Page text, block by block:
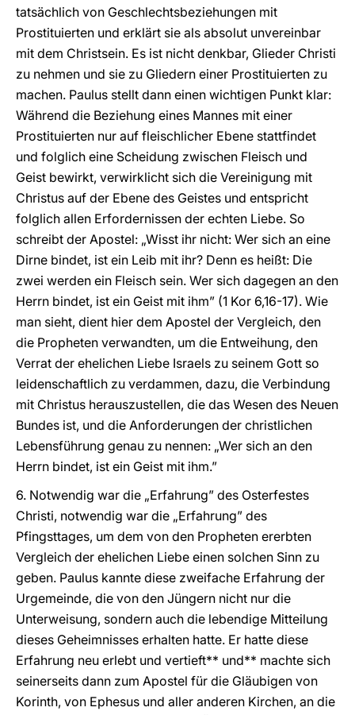
tatsächlich von Geschlechtsbeziehungen mit
Prostituierten und erklärt sie als absolut unvereinbar
mit dem Christsein. Es ist nicht denkbar, Glieder Christi
zu nehmen und sie zu Gliedern einer Prostituierten zu
machen. Paulus stellt dann einen wichtigen Punkt klar:
Während die Beziehung eines Mannes mit einer
Prostituierten nur auf fleischlicher Ebene stattfindet
und folglich eine Scheidung zwischen Fleisch und
Geist bewirkt, verwirklicht sich die Vereinigung mit
Christus auf der Ebene des Geistes und entspricht
folglich allen Erfordernissen der echten Liebe. So
schreibt der Apostel: „Wisst ihr nicht: Wer sich an eine
Dirne bindet, ist ein Leib mit ihr? Denn es heißt: Die
zwei werden ein Fleisch sein. Wer sich dagegen an den
Herrn bindet, ist ein Geist mit ihm” (1 Kor 6,16-17). Wie
man sieht, dient hier dem Apostel der Vergleich, den
die Propheten verwandten, um die Entweihung, den
Verrat der ehelichen Liebe Israels zu seinem Gott so
leidenschaftlich zu verdammen, dazu, die Verbindung
mit Christus herauszustellen, die das Wesen des Neuen
Bundes ist, und die Anforderungen der christlichen
Lebensführung genau zu nennen: „Wer sich an den
Herrn bindet, ist ein Geist mit ihm.”
6. Notwendig war die „Erfahrung” des Osterfestes
Christi, notwendig war die „Erfahrung” des
Pfingsttages, um dem von den Propheten ererbten
Vergleich der ehelichen Liebe einen solchen Sinn zu
geben. Paulus kannte diese zweifache Erfahrung der
Urgemeinde, die von den Jüngern nicht nur die
Unterweisung, sondern auch die lebendige Mitteilung
dieses Geheimnisses erhalten hatte. Er hatte diese
Erfahrung neu erlebt und vertieft** und** machte sich
seinerseits dann zum Apostel für die Gläubigen von
Korinth, von Ephesus und aller anderen Kirchen, an die